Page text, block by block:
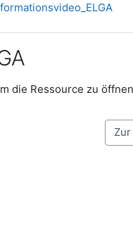
die Ressource zu
Zur